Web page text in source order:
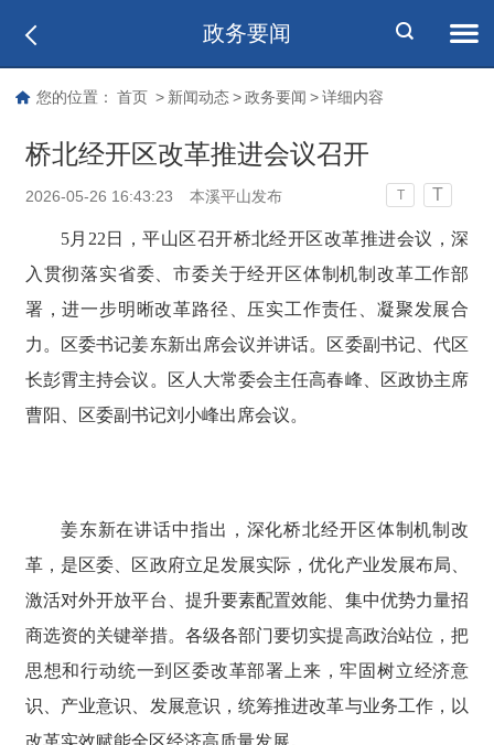
政务要闻
您的位置： 首页 > 新闻动态 > 政务要闻 > 详细内容
桥北经开区改革推进会议召开
2026-05-26 16:43:23 本溪平山发布 T T
5月22日，平山区召开桥北经开区改革推进会议，深
入贯彻落实省委、市委关于经开区体制机制改革工作部
署，进一步明晰改革路径、压实工作责任、凝聚发展合
力。区委书记姜东新出席会议并讲话。区委副书记、代区
长彭霄主持会议。区人大常委会主任高春峰、区政协主席
曹阳、区委副书记刘小峰出席会议。
姜东新在讲话中指出，深化桥北经开区体制机制改
革，是区委、区政府立足发展实际，优化产业发展布局、
激活对外开放平台、提升要素配置效能、集中优势力量招
商选资的关键举措。各级各部门要切实提高政治站位，把
思想和行动统一到区委改革部署上来，牢固树立经济意
识、产业意识、发展意识，统筹推进改革与业务工作，以